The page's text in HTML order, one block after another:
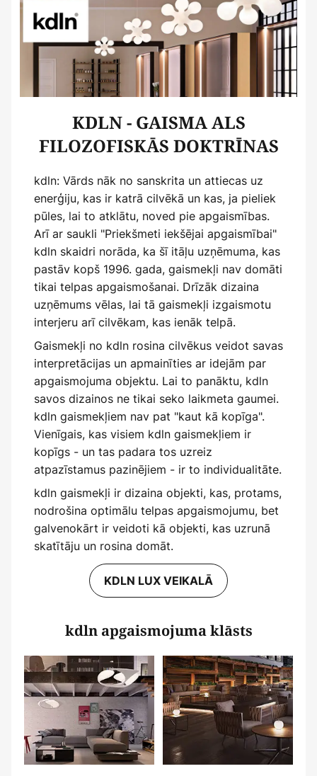
KDLN - GAISMA ALS
FILOZOFISKĀS DOKTRĪNAS
kdln: Vārds nāk no sanskrita un attiecas uz
enerģiju, kas ir katrā cilvēkā un kas, ja pieliek
pūles, lai to atklātu, noved pie apgaismības.
Arī ar saukli "Priekšmeti iekšējai apgaismībai"
kdln skaidri norāda, ka šī itāļu uzņēmuma, kas
pastāv kopš 1996. gada, gaismekļi nav domāti
tikai telpas apgaismošanai. Drīzāk dizaina
uzņēmums vēlas, lai tā gaismekļi izgaismotu
interjeru arī cilvēkam, kas ienāk telpā.
Gaismekļi no kdln rosina cilvēkus veidot savas
interpretācijas un apmainīties ar idejām par
apgaismojuma objektu. Lai to panāktu, kdln
savos dizainos ne tikai seko laikmeta gaumei.
kdln gaismekļiem nav pat "kaut kā kopīga".
Vienīgais, kas visiem kdln gaismekļiem ir
kopīgs - un tas padara tos uzreiz
atpazīstamus pazinējiem - ir to individualitāte.
kdln gaismekļi ir dizaina objekti, kas, protams,
nodrošina optimālu telpas apgaismojumu, bet
galvenokārt ir veidoti kā objekti, kas uzrunā
skatītāju un rosina domāt.
KDLN LUX VEIKALĀ
kdln apgaismojuma klāsts